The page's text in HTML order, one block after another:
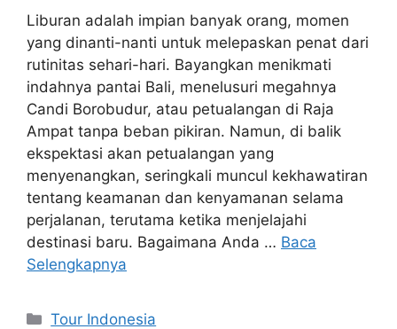
Liburan adalah impian banyak orang, momen
yang dinanti-nanti untuk melepaskan penat dari
rutinitas sehari-hari. Bayangkan menikmati
indahnya pantai Bali, menelusuri megahnya
Candi Borobudur, atau petualangan di Raja
Ampat tanpa beban pikiran. Namun, di balik
ekspektasi akan petualangan yang
menyenangkan, seringkali muncul kekhawatiran
tentang keamanan dan kenyamanan selama
perjalanan, terutama ketika menjelajahi
destinasi baru. Bagaimana Anda … Baca
Selengkapnya
Kategori
Tour Indonesia